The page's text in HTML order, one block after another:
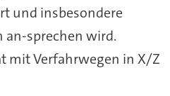
und insbesondere
an-sprechen wird.
mit Verfahrwegen in X/Z